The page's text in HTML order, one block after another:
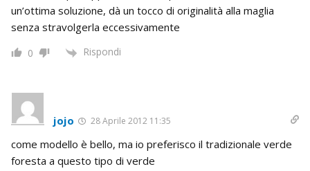
un’ottima soluzione, dà un tocco di originalità alla maglia
senza stravolgerla eccessivamente
0 Rispondi
jojo 28 Aprile 2012 11:35
come modello è bello, ma io preferisco il tradizionale verde
foresta a questo tipo di verde